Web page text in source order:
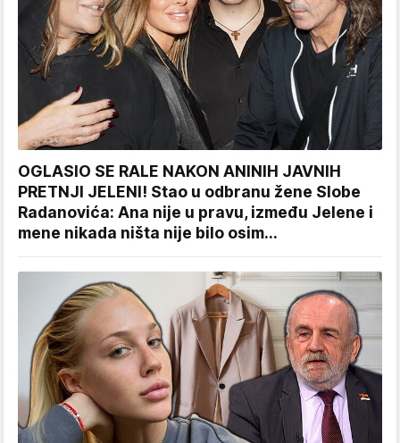
OGLASIO SE RALE NAKON ANINIH JAVNIH
PRETNJI JELENI! Stao u odbranu žene Slobe
Radanovića: Ana nije u pravu, između Jelene i
mene nikada ništa nije bilo osim...